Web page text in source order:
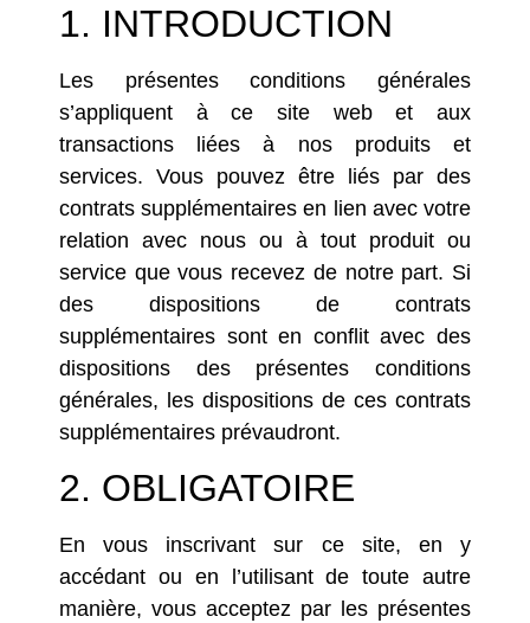
1. INTRODUCTION
Les présentes conditions générales
s’appliquent à ce site web et aux
transactions liées à nos produits et
services. Vous pouvez être liés par des
contrats supplémentaires en lien avec votre
relation avec nous ou à tout produit ou
service que vous recevez de notre part. Si
des dispositions de contrats
supplémentaires sont en conflit avec des
dispositions des présentes conditions
générales, les dispositions de ces contrats
supplémentaires prévaudront.
2. OBLIGATOIRE
En vous inscrivant sur ce site, en y
accédant ou en l’utilisant de toute autre
manière, vous acceptez par les présentes